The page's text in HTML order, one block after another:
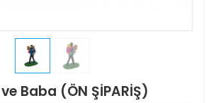
Baba (ÖN ŞİPARİŞ)